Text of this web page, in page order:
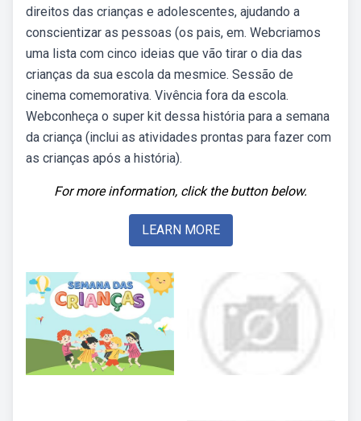
direitos das crianças e adolescentes, ajudando a
conscientizar as pessoas (os pais, em. Webcriamos
uma lista com cinco ideias que vão tirar o dia das
crianças da sua escola da mesmice. Sessão de
cinema comemorativa. Vivência fora da escola.
Webconheça o super kit dessa história para a semana
da criança (inclui as atividades prontas para fazer com
as crianças após a história).
For more information, click the button below.
LEARN MORE